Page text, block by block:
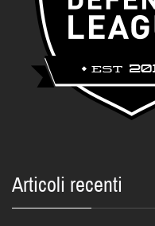
Articoli recenti